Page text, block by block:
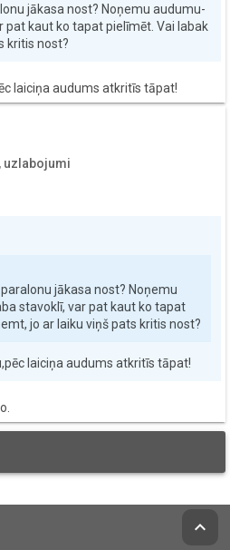
jākasa nost? Noņemu audumu-
pat kaut ko tapat pielīmēt. Vai labak
kritis nost?
laiciņa audums atkritīs tāpat!
uzlabojumi
jākasa nost? Noņemu
stavoklī, var pat kaut ko tapat
jo ar laiku viņš pats kritis nost?
laiciņa audums atkritīs tāpat!
keyboard_arrow_up